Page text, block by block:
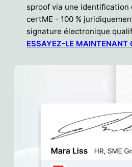
sproof via une identification
certME - 100 %
signature électronique
ESSAYEZ-LE MAINTENANT